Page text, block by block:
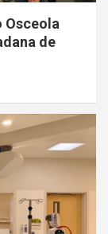
Osceola
de